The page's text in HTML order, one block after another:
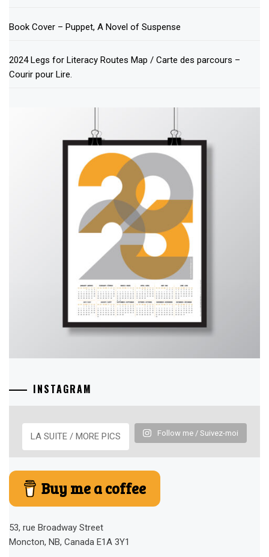
Book Cover – Puppet, A Novel of Suspense
2024 Legs for Literacy Routes Map / Carte des parcours –
Courir pour Lire.
INSTAGRAM
LA SUITE / MORE PICS Follow me / Suivez-moi
Buy me a coffee
53, rue Broadway Street
Moncton, NB, Canada E1A 3Y1